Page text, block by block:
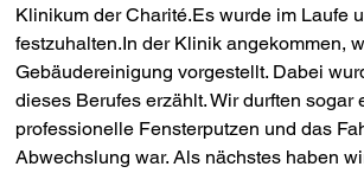
Klinikum der Charité.Es wurde im Laufe
festzuhalten.In der Klinik angekommen,
Gebäudereinigung vorgestellt. Dabei
dieses Berufes erzählt. Wir durften
professionelle Fensterputzen und das
Abwechslung war. Als nächstes haben